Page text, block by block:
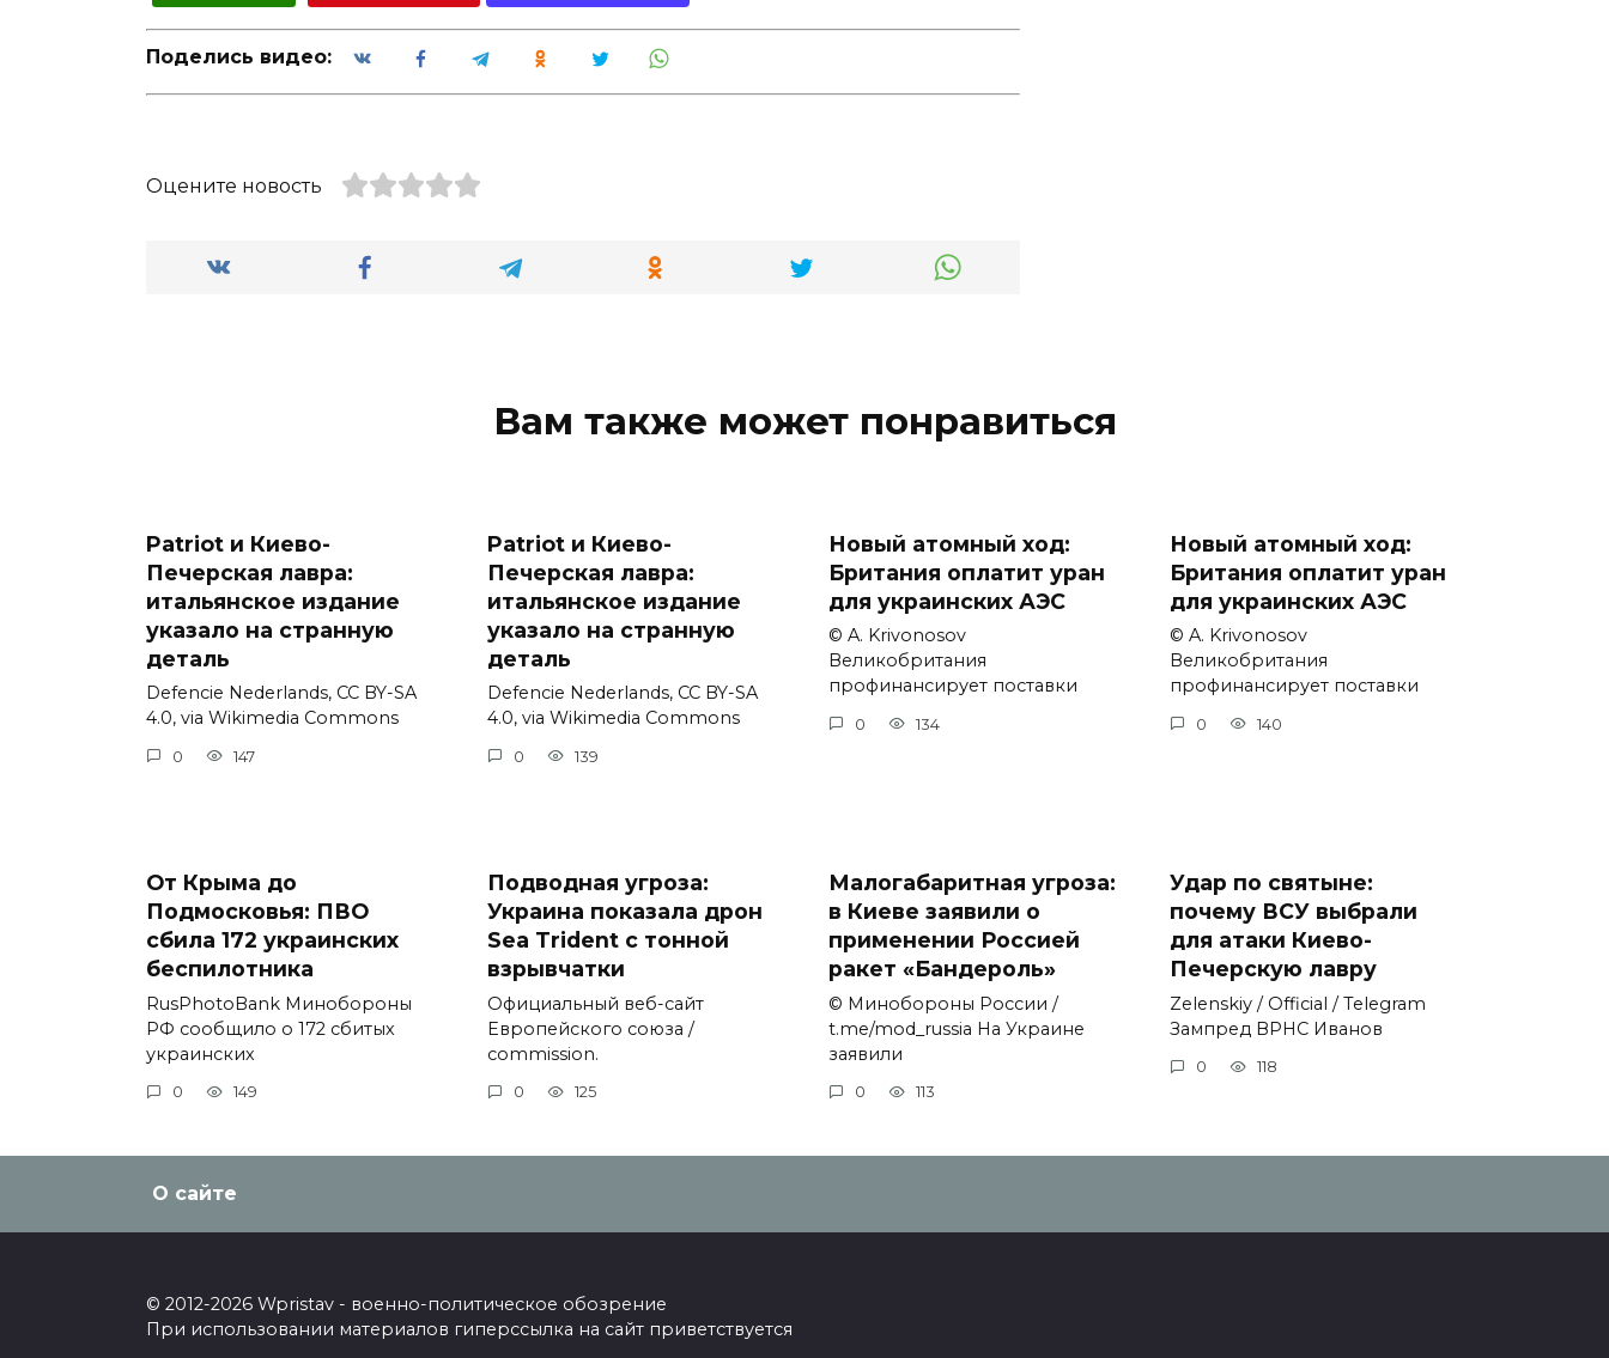
Поделись видео:
Оцените новость
Вам также может понравиться
Patriot и Киево-
Печерская лавра:
итальянское издание
указало на странную
деталь
Defencie Nederlands, CC BY-SA
4.0, via Wikimedia Commons
0 147
Patriot и Киево-
Печерская лавра:
итальянское издание
указало на странную
деталь
Defencie Nederlands, CC BY-SA
4.0, via Wikimedia Commons
0 139
Новый атомный ход:
Британия оплатит уран
для украинских АЭС
© A. Krivonosov
Великобритания
профинансирует поставки
0 134
Новый атомный ход:
Британия оплатит уран
для украинских АЭС
© A. Krivonosov
Великобритания
профинансирует поставки
0 140
От Крыма до
Подмосковья: ПВО
сбила 172 украинских
беспилотника
RusPhotoBank Минобороны
РФ сообщило о 172 сбитых
украинских
0 149
Подводная угроза:
Украина показала дрон
Sea Trident с тонной
взрывчатки
Официальный веб-сайт
Европейского союза /
commission.
0 125
Малогабаритная угроза:
в Киеве заявили о
применении Россией
ракет «Бандероль»
© Минобороны России /
t.me/mod_russia На Украине
заявили
0 113
Удар по святыне:
почему ВСУ выбрали
для атаки Киево-
Печерскую лавру
Zеlеnskiу / Оfficiаl / Telegram
Зампред ВРНС Иванов
0 118
О сайте
© 2012-2026 Wpristav - военно-политическое обозрение
При использовании материалов гиперссылка на сайт приветствуется